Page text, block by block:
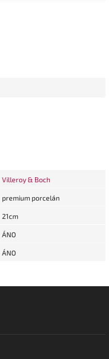
Villeroy & Boch
premium porcelán
21cm
ÁNO
ÁNO